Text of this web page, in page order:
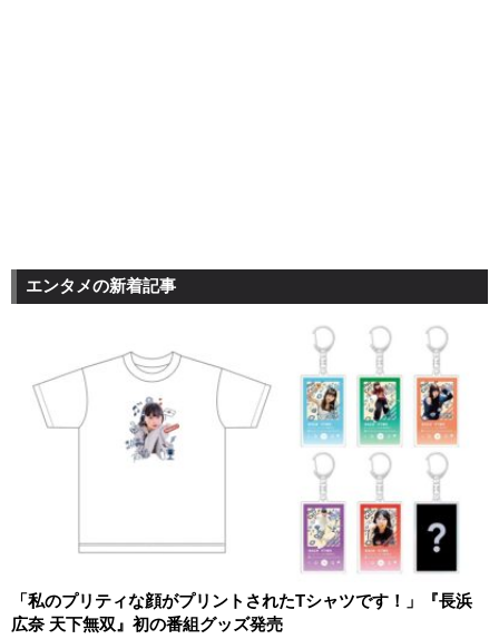
エンタメの新着記事
「私のプリティな顔がプリントされたTシャツです！」『長浜
広奈 天下無双』初の番組グッズ発売